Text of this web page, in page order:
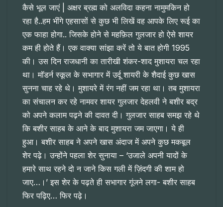
कैसे भूल जाएं | अक्षर ब्रह्म को अलविदा कहना नामुमकिन हो
रहा है..हम भींगे एहसासों से कुछ भी लिखें वह आपके लिए रूई का
एक फाहा होगा.. जिसके होने से महफ़िल गुलजार हो ऐसे शायर
कम ही होते हैं। एक वाक्या सांझा करें तो ये बात होगी 1995
की। उस दिन राजधानी का तारीखी शंकर-शाद मुशायरा चल रहा
था। मॉडर्न स्कूल के सभागार में उर्दू शायरी के शैदाई कुछ खास
सुनना चाह रहे थे। मुशायरे में रंग नहीं जम रहा था। तब मुशायरा
का संचालन कर रहे नामवर शायर गुलजार देहलवी ने बशीर बद्र
को अपने कलाम पढ़ने की दावत दी। गुलजार साहब समझ रहे थे
कि बशीर साहब के आने के बाद मुशायरा जम जाएगा। ये ही
हुआ। बशीर साहब ने अपने खास अंदाज में अपने कुछ मकबूल
शेर पढ़े। उन्होंने पहला शेर सुनाया – ‘उजाले अपनी यादों के
हमारे साथ रहने दो न जाने किस गली में ज़िंदगी की शाम हो
जाए…।’ इस शेर के पढ़ते ही सभागार गूंजने लगा- बशीर साहब
फिर पढ़िए… फिर पढ़े।